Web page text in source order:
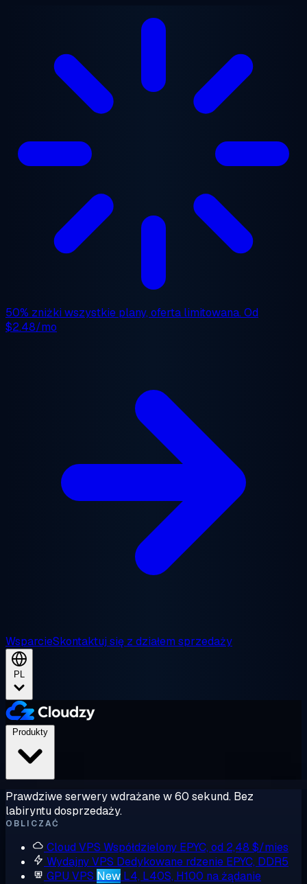
50% zniżki wszystkie plany, oferta limitowana. Od
$2.48/mo
WsparcieSkontaktuj się z działem sprzedaży
PL
Prawdziwe serwery wdrażane w 60 sekund. Bez
labiryntu dosprzedaży.
OBLICZAĆ
Cloud VPS Współdzielony EPYC, od 2,48 $/mies
Wydajny VPS Dedykowane rdzenie EPYC, DDR5
GPU VPS New L4, L40S, H100 na żądanie